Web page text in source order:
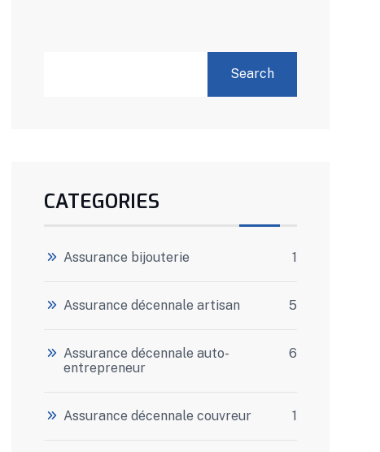
Search
CATEGORIES
Assurance bijouterie 1
Assurance décennale artisan 5
Assurance décennale auto-
entrepreneur
6
Assurance décennale couvreur 1